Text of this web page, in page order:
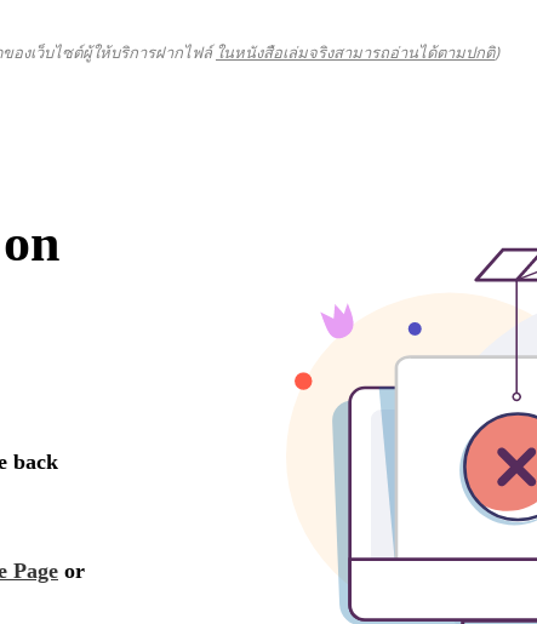
องเว็บไซต์ผู้ให้บริการฝากไฟล์ ในหนังสือเล่มจริงสามารถอ่านได้ตามปกติ)